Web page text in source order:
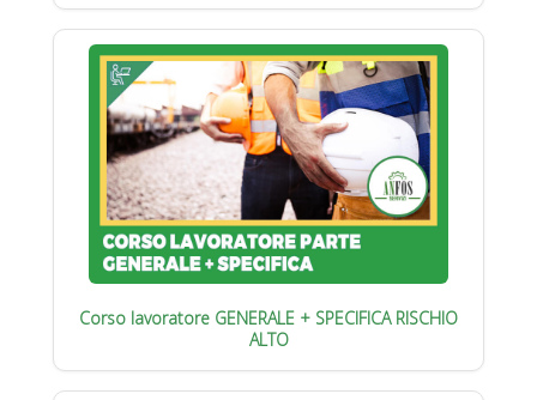
Corso lavoratore GENERALE + SPECIFICA RISCHIO
ALTO